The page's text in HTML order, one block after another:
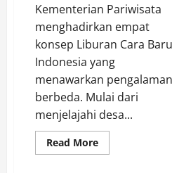
Kementerian Pariwisata
menghadirkan empat
konsep Liburan Cara Baru
Indonesia yang
menawarkan pengalaman
berbeda. Mulai dari
menjelajahi desa...
Read MoreRead
more